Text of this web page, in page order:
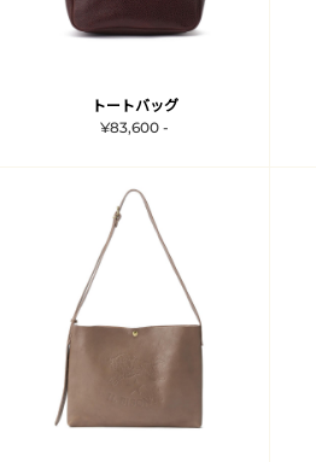
トートバッグ
¥83,600 -